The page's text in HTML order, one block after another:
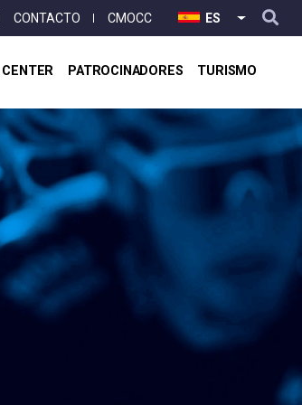
ES LISTA
CONTACTO CMOCC
CENTER PATROCINADORES TURISMO